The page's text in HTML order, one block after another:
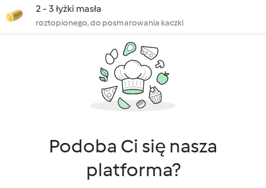
2 - 3 łyżki masła
roztopionego, do posmarowania kaczki
Podoba Ci się nasza
platforma?